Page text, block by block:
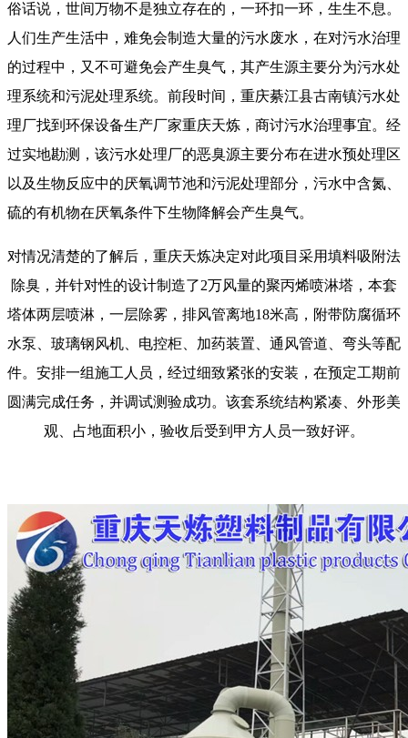
俗话说，世间万物不是独立存在的，一环扣一环，生生不息。
人们生产生活中，难免会制造大量的污水废水，在对污水治理
的过程中，又不可避免会产生臭气，其产生源主要分为污水处
理系统和污泥处理系统。前段时间，重庆綦江县古南镇污水处
理厂找到环保设备生产厂家重庆天炼，商讨污水治理事宜。经
过实地勘测，该污水处理厂的恶臭源主要分布在进水预处理区
以及生物反应中的厌氧调节池和污泥处理部分，污水中含氮、
硫的有机物在厌氧条件下生物降解会产生臭气。
对情况清楚的了解后，重庆天炼决定对此项目采用填料吸附法
除臭，并针对性的设计制造了2万风量的聚丙烯喷淋塔，本套
塔体两层喷淋，一层除雾，排风管离地18米高，附带防腐循环
水泵、玻璃钢风机、电控柜、加药装置、通风管道、弯头等配
件。安排一组施工人员，经过细致紧张的安装，在预定工期前
圆满完成任务，并调试测验成功。该套系统结构紧凑、外形美
观、占地面积小，验收后受到甲方人员一致好评。